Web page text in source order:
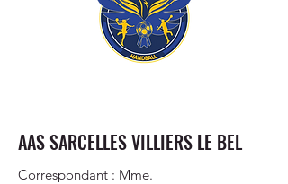
AAS SARCELLES VILLIERS LE BEL
Correspondant : Mme.